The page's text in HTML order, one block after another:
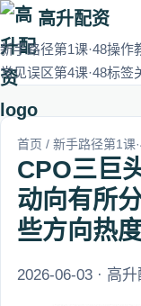
高升配资
新手路径第1课·48操作
常见误区第4课·48标签
首页 / 新手路径第1课
CPO三巨
动向有所
些方向热
2026-06-03 · 高升